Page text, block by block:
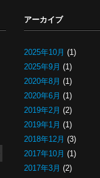
アーカイブ
2025年10月 (1)
2025年9月 (1)
2020年8月 (1)
2020年6月 (1)
2019年2月 (2)
2019年1月 (1)
2018年12月 (3)
2017年10月 (1)
2017年3月 (2)